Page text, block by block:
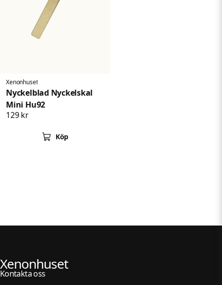
Xenonhuset
Nyckelblad Nyckelskal
Mini Hu92
129 kr
Köp
Xenonhuset
Kontakta oss